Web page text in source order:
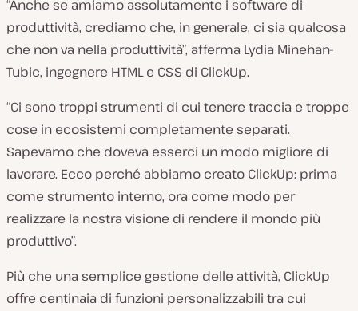
d
e
l
c
l
i
e
n
t
e
:
“Anche se amiamo assolutamente i software di
produttività, crediamo che, in generale, ci sia qualcosa
che non va nella produttività”, afferma Lydia Minehan-
Tubic, ingegnere HTML e CSS di ClickUp.
“Ci sono troppi strumenti di cui tenere traccia e troppe
cose in ecosistemi completamente separati.
Sapevamo che doveva esserci un modo migliore di
lavorare. Ecco perché abbiamo creato ClickUp: prima
come strumento interno, ora come modo per
realizzare la nostra visione di rendere il mondo più
produttivo”.
Più che una semplice gestione delle attività, ClickUp
offre centinaia di funzioni personalizzabili tra cui